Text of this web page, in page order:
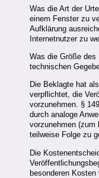
Was die Art der
einem Fenster zu
Aufklärung
Internetnutzer zu
Was die Größe des
technischen
Die Beklagte hat
verpflichtet, die
vorzunehmen. §
durch analoge
vorzunehmen (zum
teilweise Folge zu
Die
besonderen Kosten